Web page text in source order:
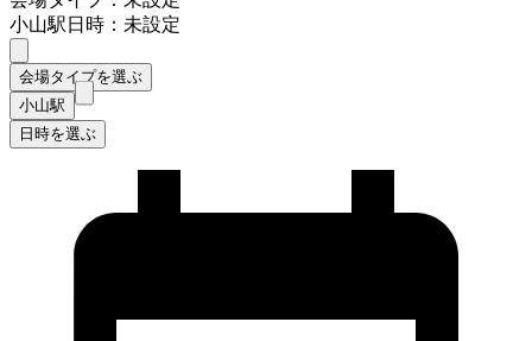
小山駅日時：未設定
会場タイプを選ぶ
小山駅
日時を選ぶ